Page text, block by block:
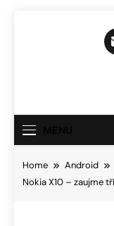
Home
Android
Nokia X10 – zaujme